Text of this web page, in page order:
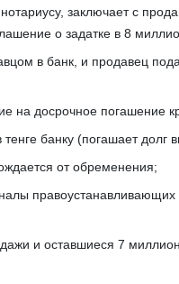
заключает с
о задатке в 8
в банк, и продавец
на досрочное погашение
банку (погашает долг
от обременения;
правоустанавливающих
и оставшиеся 7